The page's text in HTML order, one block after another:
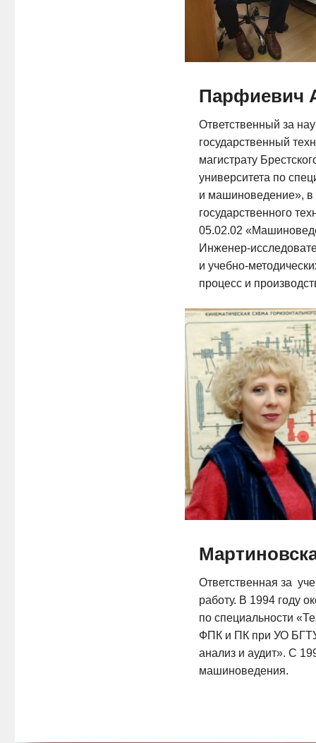
Парфиевич
Ответственный за
государственный
магистрату
университета по
и машиноведение», в
государственного
05.02.02
Инженер-
и учебно-
процесс и
Ответственная за
работу. В 1994 году
по специальности
ФПК и ПК при УО БГТУ
анализ и аудит». С
машиноведения.